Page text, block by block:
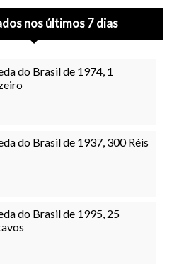
nos últimos 7 dias
do Brasil de 1974, 1
do Brasil de 1937, 300 Réis
do Brasil de 1995, 25